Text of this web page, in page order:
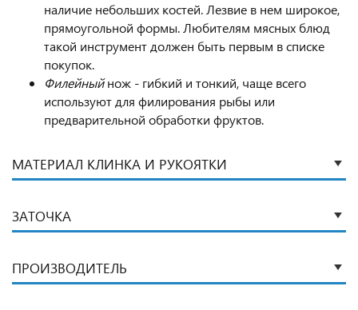
наличие небольших костей. Лезвие в нем широкое,
прямоугольной формы. Любителям мясных блюд
такой инструмент должен быть первым в списке
покупок.
Филейныйнож - гибкий и тонкий, чаще всего
используют для филирования рыбы или
предварительной обработки фруктов.
МАТЕРИАЛ КЛИНКА И РУКОЯТКИ
ЗАТОЧКА
ПРОИЗВОДИТЕЛЬ